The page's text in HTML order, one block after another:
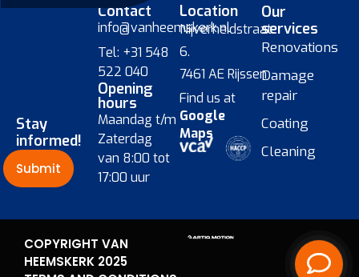
Stay
informed!
Submit
Contact
info@vanheemskerk.nl
Tel: +31 548
522 040
Opening
hours
Maandag t/m
Zaterdag
van 8:00 tot
17:00 uur
Location
Nijverheidstraat
6.
7461 AE Rijssen
Find us at
Google
Maps
Our
services
Renovations
Damage
repair
Coating
Cleaning
COPYRIGHT VAN
HEEMSKERK 2025